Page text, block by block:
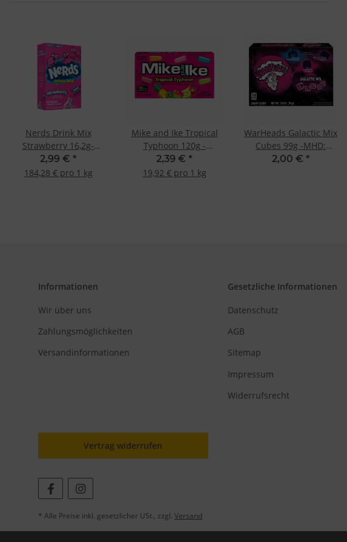
Nerds Drink Mix
Strawberry 16,2g-
MHD:- 06.08.2026 -
2,99 € *
184,28 € pro 1 kg
Mike and Ike Tropical
Typhoon 120g -
MHD-:30.06.2026-
2,39 € *
19,92 € pro 1 kg
WarHeads Galactic Mix
Cubes 99g -MHD:
30.01.2026
2,00 € *
Informationen
Wir über uns
Zahlungsmöglichkeiten
Versandinformationen
Gesetzliche Informationen
Datenschutz
AGB
Sitemap
Impressum
Widerrufsrecht
Vertrag widerrufen
* Alle Preise inkl. gesetzlicher USt., zzgl. Versand